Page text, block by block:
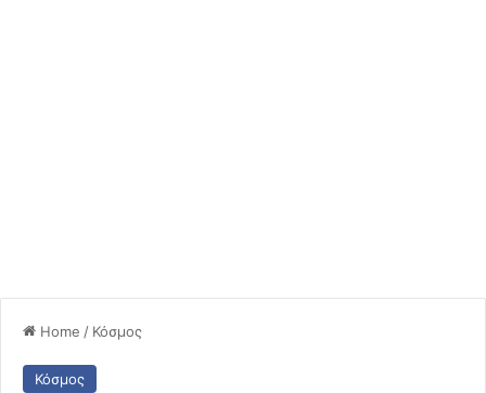
Home / Κόσμος
Κόσμος